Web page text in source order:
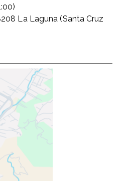
La Laguna (Santa Cruz